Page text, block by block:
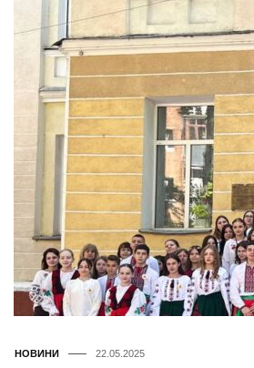
НОВИНИ 22.05.2025